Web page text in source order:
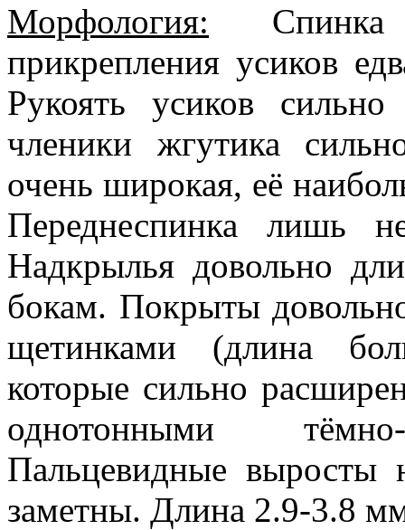
Морфология: Спинка
прикрепления усиков
Рукоять усиков
членики жгутика
очень широкая, её
Переднеспинка лишь
Надкрылья довольно
бокам. Покрыты
щетинками (длина
которые сильно
однотонными
Пальцевидные выросты
заметны. Длина 2.9-3.8